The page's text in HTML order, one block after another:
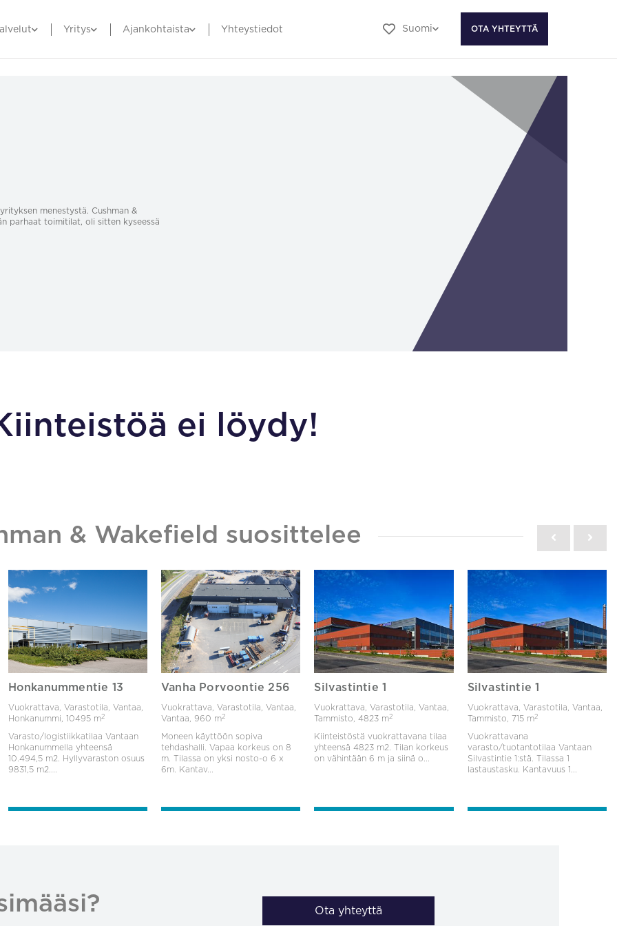
Yritys Ajankohtaista Yhteystiedot Suomi OTA YHTEYTTÄ
menestystä. Cushman &
parhaat toimitilat, oli sitten kyseessä
ei löydy!
& Wakefield suosittelee
Honkanummentie 13
Vuokrattava, Varastotila, Vantaa,
Honkanummi, 10495 m2
Varasto/logistiikkatilaa Vantaan
Honkanummella yhteensä
10.494,5 m2. Hyllyvaraston osuus
9831,5 m2....
Vanha Porvoontie 256
Vuokrattava, Varastotila, Vantaa,
Vantaa, 960 m2
Moneen käyttöön sopiva
tehdashalli. Vapaa korkeus on 8
m. Tilassa on yksi nosto-o 6 x
6m. Kantav...
Silvastintie 1
Vuokrattava, Varastotila, Vantaa,
Tammisto,4823 m2
Kiinteistöstä vuokrattavana tilaa
yhteensä 4823 m2. Tilan korkeus
on vähintään 6 m ja siinä o...
Silvastintie 1
Vuokrattava, Varastotila, Vantaa,
Tammisto,
715 m2
Vuokrattavana
varasto/tuotantotilaa Vantaan
Silvastintie 1:stä. Tilassa 1
lastaustasku. Kantavuus 1...
Ota yhteyttä